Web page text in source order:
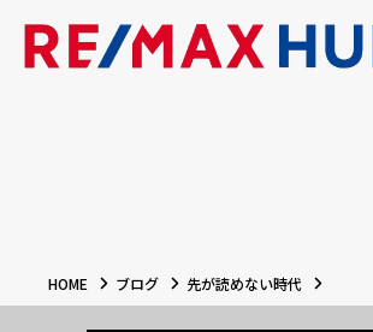
HOME ブログ 先が読めない時代